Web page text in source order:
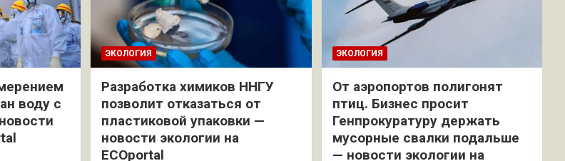
воду с
ЭКОЛОГИЯ
Разработка химиков ННГУ
позволит отказаться от
пластиковой упаковки —
новости экологии на
ECOportal
ЭКОЛОГИЯ
От аэропортов полигонят
птиц. Бизнес просит
Генпрокуратуру держать
мусорные свалки подальше
— новости экологии на